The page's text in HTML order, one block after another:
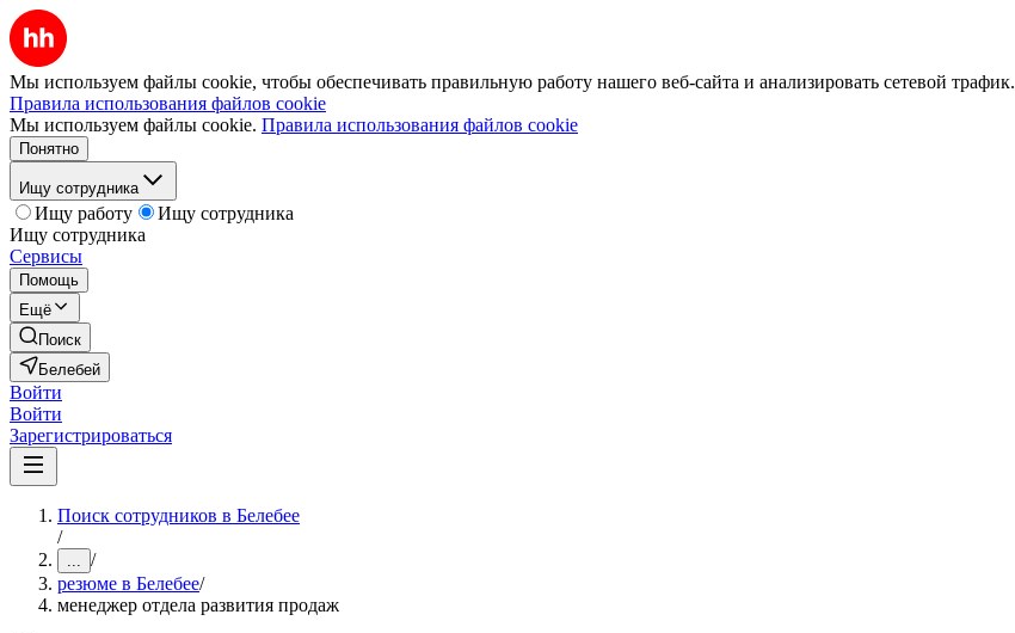
Мы используем файлы cookie, чтобы обеспечивать правильную работу нашего веб-сайта и анализировать сетевой трафик.
Правила использования файлов cookie
Мы используем файлы cookie. Правила использования файлов cookie
Понятно
Ищу сотрудника
Ищу работу
Ищу сотрудника
Ищу сотрудника
Сервисы
Помощь
Ещё
Поиск
Белебей
Войти
Войти
Зарегистрироваться
Поиск сотрудников в Белебее
/
... /
резюме в Белебее/
менеджер отдела развития продаж